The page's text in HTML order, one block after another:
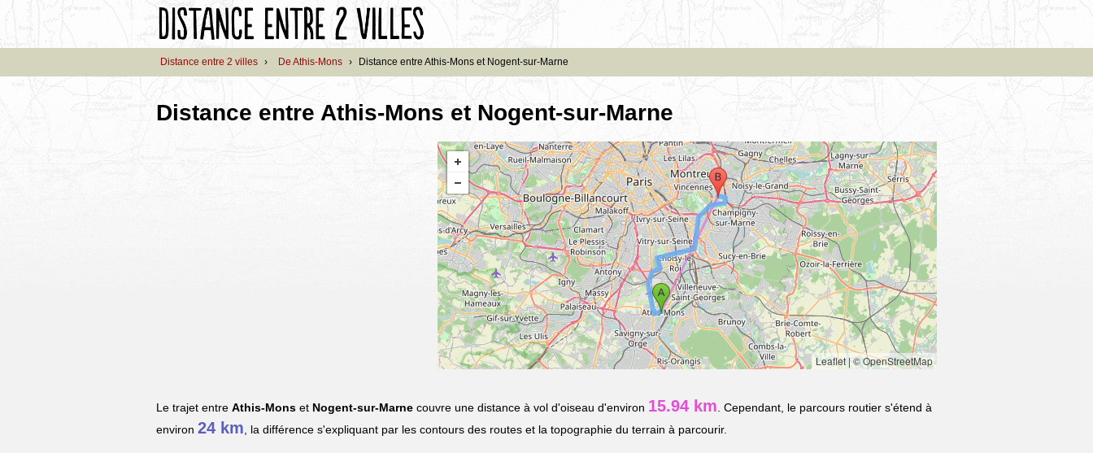
Distance entre 2 villes › De Athis-Mons › Distance entre Athis-Mons et Nogent-sur-Marne
Distance entre Athis-Mons et Nogent-sur-Marne
Leaflet|© OpenStreetMap
Le trajet entre Athis-Mons et Nogent-sur-Marne couvre une distance à vol d'oiseau d'environ 15.94 km . Cependant, le parcours routier s'étend à
environ 24 km , la différence s'expliquant par les contours des routes et la topographie du terrain à parcourir.